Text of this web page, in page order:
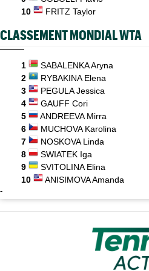
10
FRITZ Taylor
CLASSEMENT MONDIAL WTA
1 SABALENKA Aryna
2
RYBAKINA Elena
3
PEGULA Jessica
4
GAUFF Cori
5
ANDREEVA Mirra
6
MUCHOVA Karolina
7
NOSKOVA Linda
8
SWIATEK Iga
9
SVITOLINA Elina
10
ANISIMOVA Amanda
-